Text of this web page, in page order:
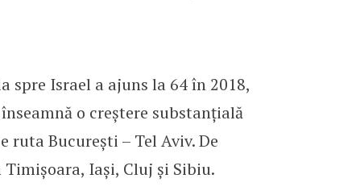
spre Israel a ajuns la 64 în 2018,
o creștere substanțială
Bucureşti – Tel Aviv. De
Iaşi, Cluj şi Sibiu.